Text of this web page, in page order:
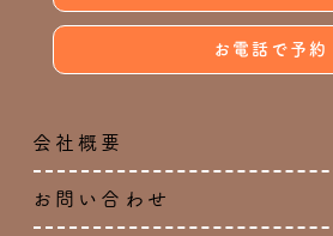
お電話で予約
会社概要
お問い合わせ